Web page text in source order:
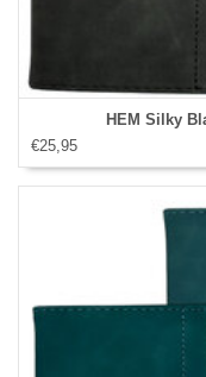
HEM Silky
€25,95